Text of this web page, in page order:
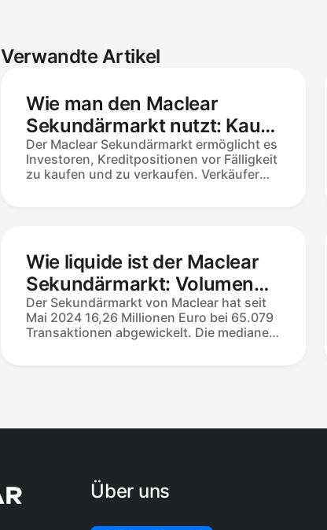
Verwandte Artikel
Wie man den Maclear
Sekundärmarkt nutzt: Kauf
und Verkauf von
Investitionen erklärt
Der Maclear Sekundärmarkt ermöglicht es
Investoren, Kreditpositionen vor Fälligkeit
zu kaufen und zu verkaufen. Verkäufer
laufen nach 14 Tagen ab, und eine
Verkäufergebühr von 2,5% gilt nur für
abgeschlossene Verkäufe. Käufer zahlen
keine Gebühren.
Wie liquide ist der Maclear
Sekundärmarkt: Volumen
und typische Verkaufszeit
Der Sekundärmarkt von Maclear hat seit
Mai 2024 16,26 Millionen Euro bei 65.079
Transaktionen abgewickelt. Die mediane
Über uns